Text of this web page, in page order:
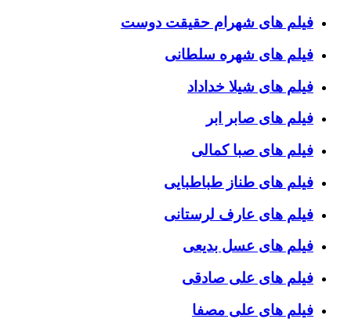
فیلم های شهرام حقیقت دوست
فیلم های شهره سلطانی
فیلم های شیلا خداداد
فیلم های صابر ابر
فیلم های صبا کمالی
فیلم های طناز طباطبایی
فیلم های عارف لرستانی
فیلم های عسل بدیعی
فیلم های علی صادقی
فیلم های علی مصفا